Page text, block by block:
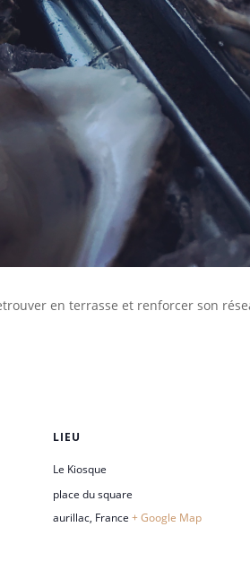
en terrasse et renforcer son
LIEU
Le Kiosque
place du square
aurillac, France + Google Map